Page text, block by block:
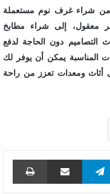
من شراء غرف نوم مستعملة
معقول، إلى شراء مطابخ
التصاميم دون الحاجة لدفع
المناسبة يمكن أن يوفر لك
أثاث ومعدات تعزز من راحة
تيلقرام مشاركة عبر البريد